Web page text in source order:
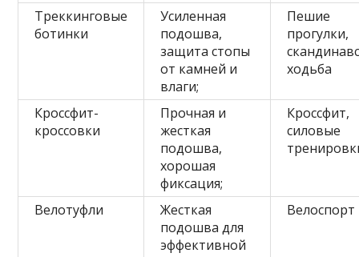
Треккинговые
ботинки
Усиленная
подошва,
защита стопы
от камней и
влаги;
Пешие
прогулки,
ходьба
Кроссфит-
кроссовки
Прочная и
жесткая
подошва,
хорошая
фиксация;
Кроссфит,
силовые
Велотуфли
Жесткая
подошва для
эффективной
Велоспорт